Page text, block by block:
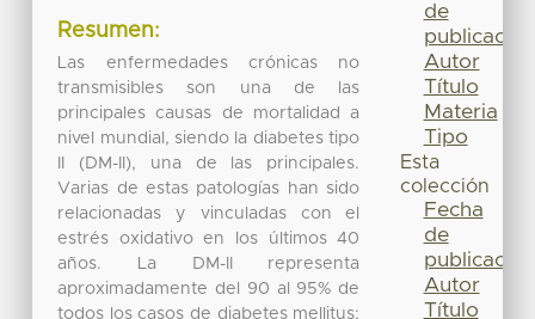
Resumen:
Las enfermedades crónicas no
transmisibles son una de las
principales causas de mortalidad a
nivel mundial, siendo la diabetes tipo
II (DM-II), una de las principales.
Varias de estas patologías han sido
relacionadas y vinculadas con el
estrés oxidativo en los últimos 40
años. La DM-II representa
aproximadamente del 90 al 95% de
todos los casos de diabetes mellitus;
de
publicación
Autor
Título
Materia
Tipo
Esta
colección
Fecha
de
publicación
Autor
Título